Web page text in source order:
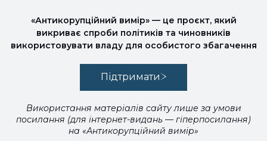
«Антикорупційний вимір» — це проєкт, який
викриває спроби політиків та чиновників
використовувати владу для особистого збагачення
Підтримати
Використання матеріалів сайту лише за умови
посилання (для інтернет-видань — гіперпосилання)
на «Антикорупційний вимір»